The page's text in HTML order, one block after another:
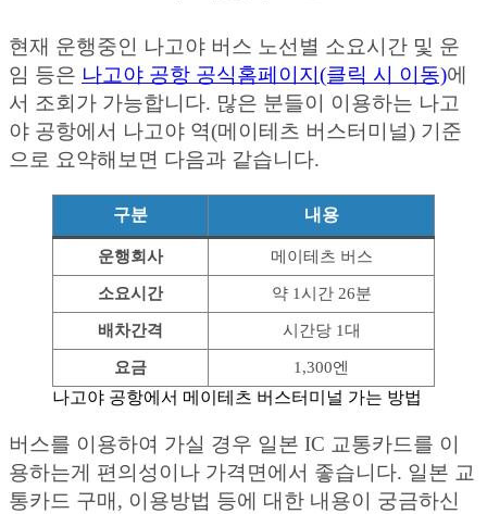
현재 운행중인 나고야 버스 노선별 소요시간 및 운
임 등은 나고야 공항 공식홈페이지(클릭 시 이동)에
서 조회가 가능합니다. 많은 분들이 이용하는 나고
야 공항에서 나고야 역(메이테츠 버스터미널) 기준
으로 요약해보면 다음과 같습니다.
구분 내용
운행회사 메이테츠 버스
소요시간 약 1시간 26분
배차간격 시간당 1대
요금 1,300엔
나고야 공항에서 메이테츠 버스터미널 가는 방법
버스를 이용하여 가실 경우 일본 IC 교통카드를 이
용하는게 편의성이나 가격면에서 좋습니다. 일본 교
통카드 구매, 이용방법 등에 대한 내용이 궁금하신